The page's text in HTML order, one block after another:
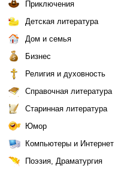
Приключения
Детская литература
Дом и семья
Бизнес
Религия и духовность
Справочная литература
Старинная литература
Юмор
Компьютеры и Интернет
Поэзия, Драматургия